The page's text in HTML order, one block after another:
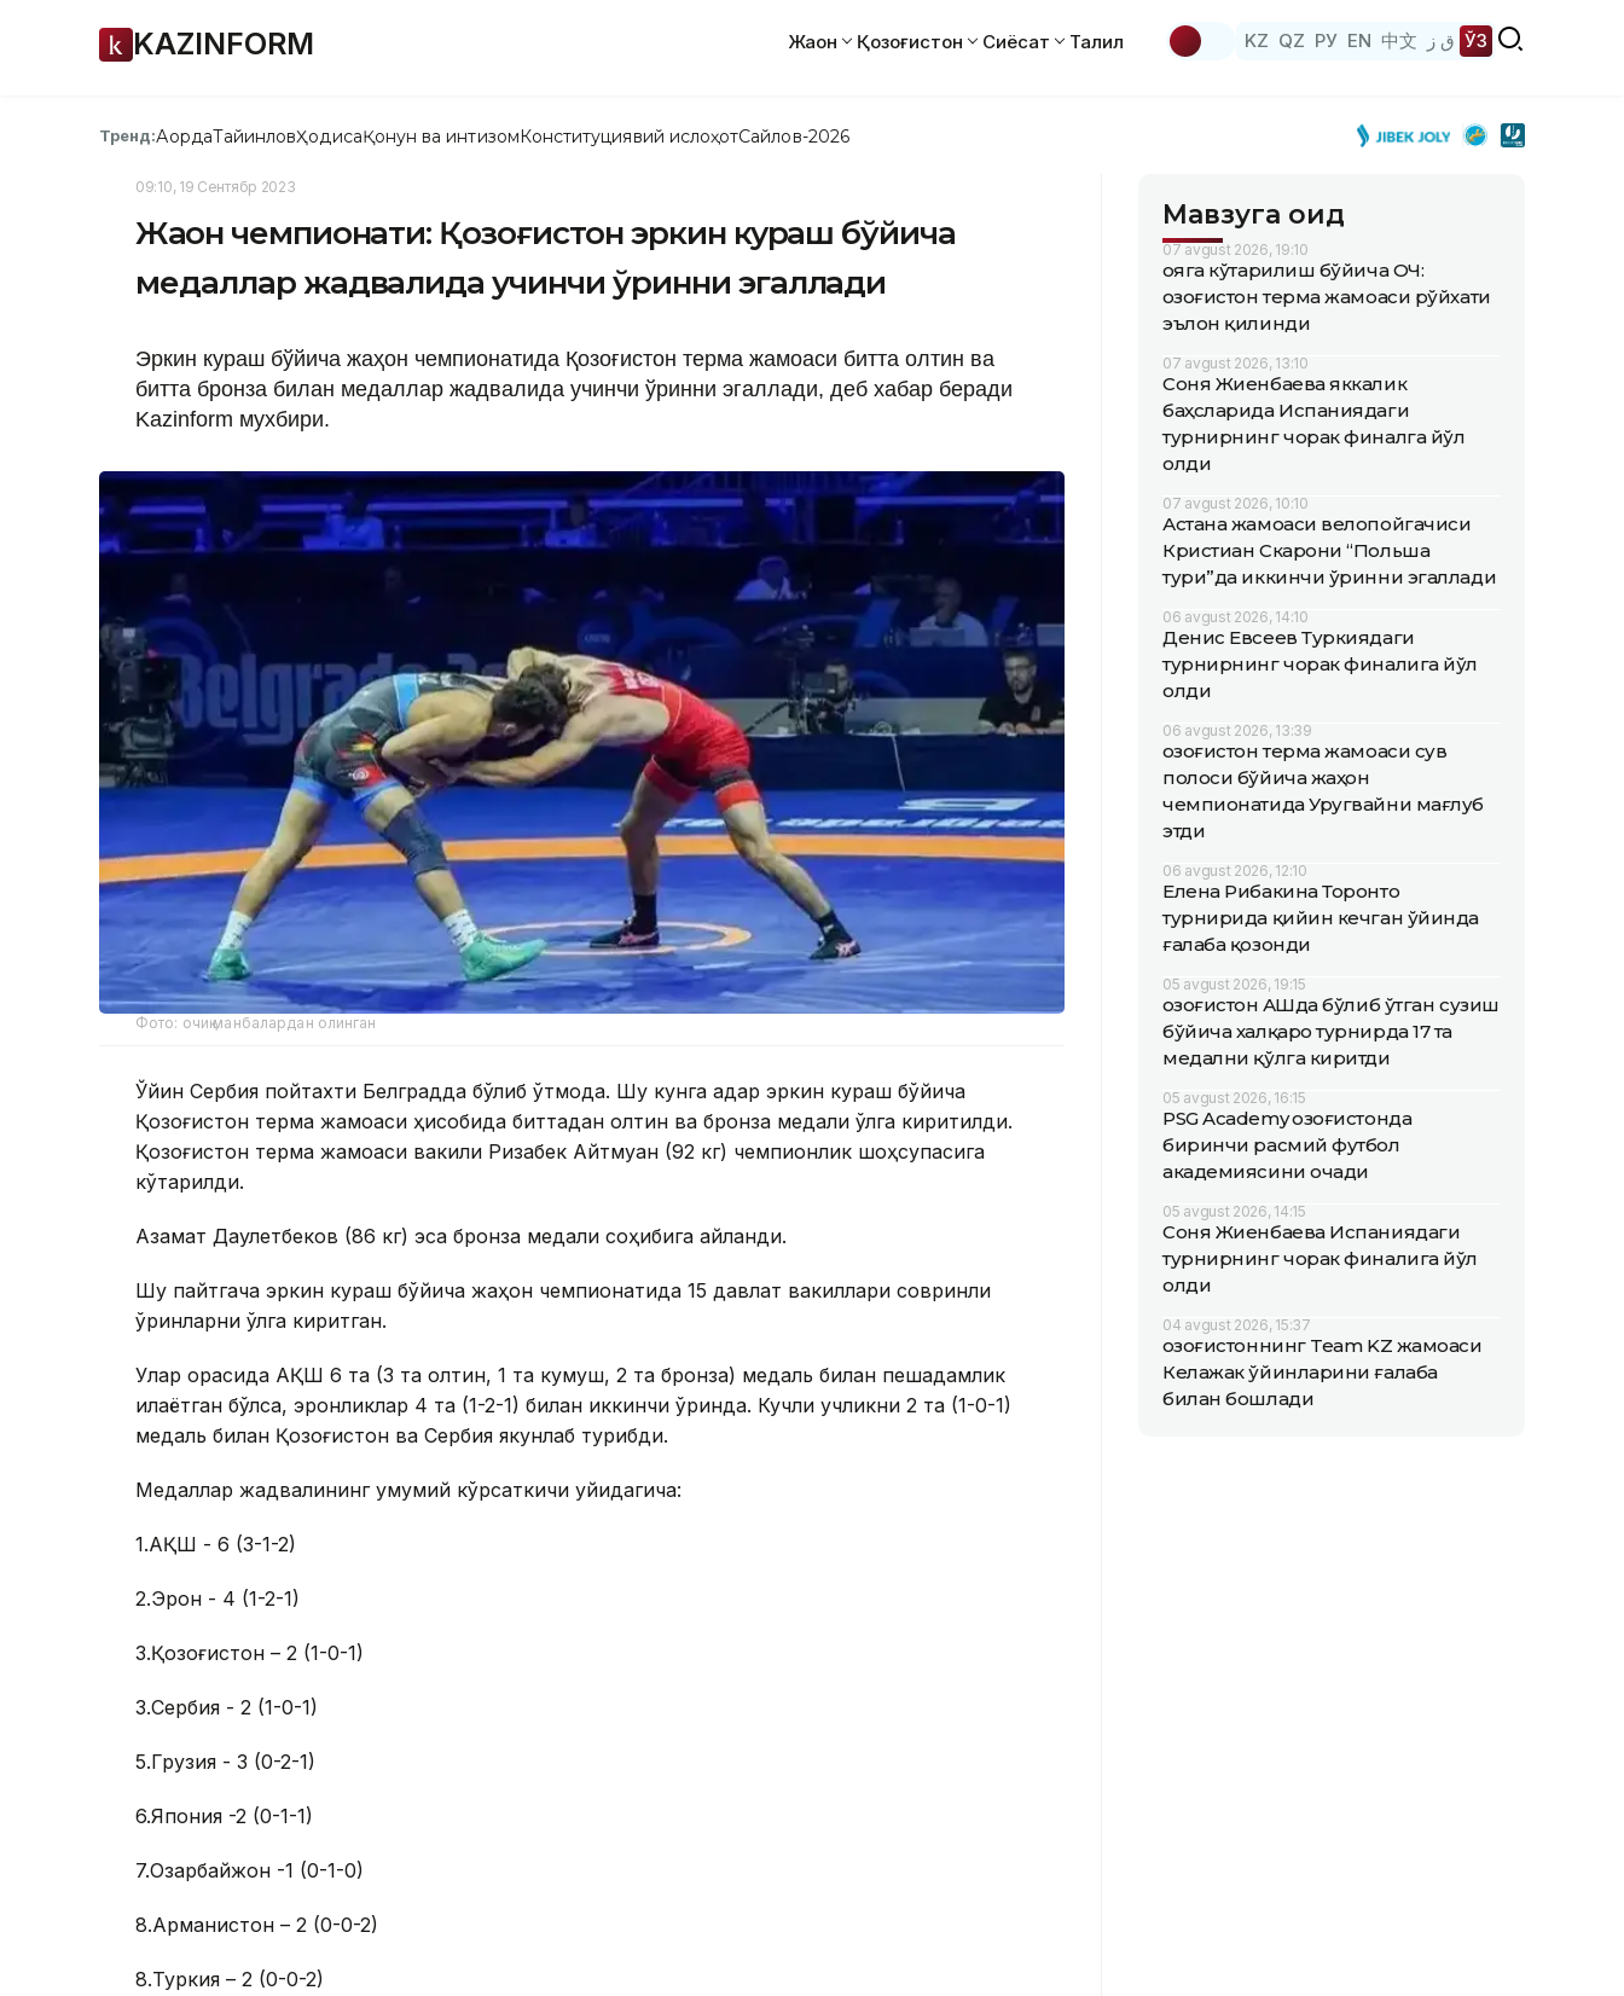
KAZINFORM Жаҳон Қозоғистон Сиёсат Таҳлил KZ QZ РУ EN 中文 ق ز ЎЗ
Тренд:АқордаТайинловҲодисаҚонун ва интизомКонституциявий ислоҳотСайлов-2026
09:10, 19 Сентябр 2023
Жаҳон чемпионати: Қозоғистон эркин кураш бўйича
медаллар жадвалида учинчи ўринни эгаллади
Эркин кураш бўйича жаҳон чемпионатида Қозоғистон терма жамоаси битта олтин ва
битта бронза билан медаллар жадвалида учинчи ўринни эгаллади, деб хабар беради
Kazinform мухбири.
Фото: очиқ манбалардан олинган
Ўйин Сербия пойтахти Белградда бўлиб ўтмоқда. Шу кунга қадар эркин кураш бўйича
Қозоғистон терма жамоаси ҳисобида биттадан олтин ва бронза медали қўлга киритилди.
Қозоғистон терма жамоаси вакили Ризабек Айтмуқан (92 кг) чемпионлик шоҳсупасига
кўтарилди.
Азамат Даулетбеков (86 кг) эса бронза медали соҳибига айланди.
Шу пайтгача эркин кураш бўйича жаҳон чемпионатида 15 давлат вакиллари совринли
ўринларни қўлга киритган.
Улар орасида АҚШ 6 та (3 та олтин, 1 та кумуш, 2 та бронза) медаль билан пешқадамлик
қилаётган бўлса, эронликлар 4 та (1-2-1) билан иккинчи ўринда. Кучли учликни 2 та (1-0-1)
медаль билан Қозоғистон ва Сербия якунлаб турибди.
Медаллар жадвалининг умумий кўрсаткичи қуйидагича:
1.АҚШ - 6 (3-1-2)
2.Эрон - 4 (1-2-1)
3.Қозоғистон – 2 (1-0-1)
3.Сербия - 2 (1-0-1)
5.Грузия - 3 (0-2-1)
6.Япония -2 (0-1-1)
7.Озарбайжон -1 (0-1-0)
8.Арманистон – 2 (0-0-2)
8.Туркия – 2 (0-0-2)
Мавзуга оид
07 avgust 2026, 19:10
Қояга кўтарилиш бўйича ОЧ:
Қозоғистон терма жамоаси рўйхати
эълон қилинди
07 avgust 2026, 13:10
Соня Жиенбаева яккалик
баҳсларида Испаниядаги
турнирнинг чорак финалга йўл
олди
07 avgust 2026, 10:10
Астана жамоаси велопойгачиси
Кристиан Скарони “Польша
тури”да иккинчи ўринни эгаллади
06 avgust 2026, 14:10
Денис Евсеев Туркиядаги
турнирнинг чорак финалига йўл
олди
06 avgust 2026, 13:39
Қозоғистон терма жамоаси сув
полоси бўйича жаҳон
чемпионатида Уругвайни мағлуб
этди
06 avgust 2026, 12:10
Елена Рибакина Торонто
турнирида қийин кечган ўйинда
ғалаба қозонди
05 avgust 2026, 19:15
Қозоғистон АҚШда бўлиб ўтган сузиш
бўйича халқаро турнирда 17 та
медални қўлга киритди
05 avgust 2026, 16:15
PSG Academy Қозоғистонда
биринчи расмий футбол
академиясини очади
05 avgust 2026, 14:15
Соня Жиенбаева Испаниядаги
турнирнинг чорак финалига йўл
олди
04 avgust 2026, 15:37
Қозоғистоннинг Team KZ жамоаси
Келажак ўйинларини ғалаба
билан бошлади